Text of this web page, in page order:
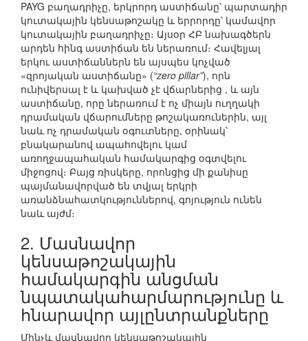
PAYG բաղադրիչը, երկրորդ աստիճանը՝ պարտադիր
կուտակային կենսաթոշակը և երրորդը՝ կամավոր
կուտակային բաղադրիչը։ Այսօր ՀԲ նախագծերն
արդեն հինգ աստիճան են ներառում։ Հավելյալ
երկու աստիճաններն են այսպես կոչված
«զրոյական աստիճանը» (“zero pillar”), որն
ունիվերսալ է և կախված չէ վճարներից , և այն
աստիճանը, որը ներառում է ոչ միայն ուղղակի
դրամական վճարումները թոշակառուներին, այլ
նաև ոչ դրամական օգուտները, օրինակ՝
բնակարանով ապահովելու կամ
առողջապահական համակարգից օգտվելու
միջոցով։ Բայց ռիսկերը, որոնցից մի քանիսը
պայմանավորված են տվյալ երկրի
առանձնահատկություններով, գոյություն ունեն
նաև այժմ։
2. Մասնավոր
կենսաթոշակային
համակարգին անցման
նպատակահարմարությունը և
հնարավոր այլընտրանքները
Մինչև մասնավոր կենսաթոշակային